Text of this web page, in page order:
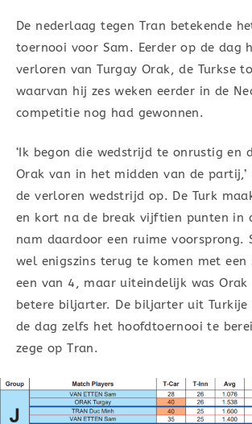
De nederlaag tegen Tran betekende
toernooi voor Sam. Eerder op de dag
verloren van Turgay Orak, de Turkse
waarvan hij zes weken eerder in de
competitie nog had gewonnen.
‘Ik begon die wedstrijd te onrustig en
Orak van in het midden van de partij,’
de verloren wedstrijd op. De Turk
en kort na de break vijftien punten in
nam daardoor een ruime voorsprong.
wel enigszins terug te komen met een
een van 4, maar uiteindelijk was
betere biljarter. De biljarter uit
de dag zelfs het hoofdtoernooi te
zege op Tran.